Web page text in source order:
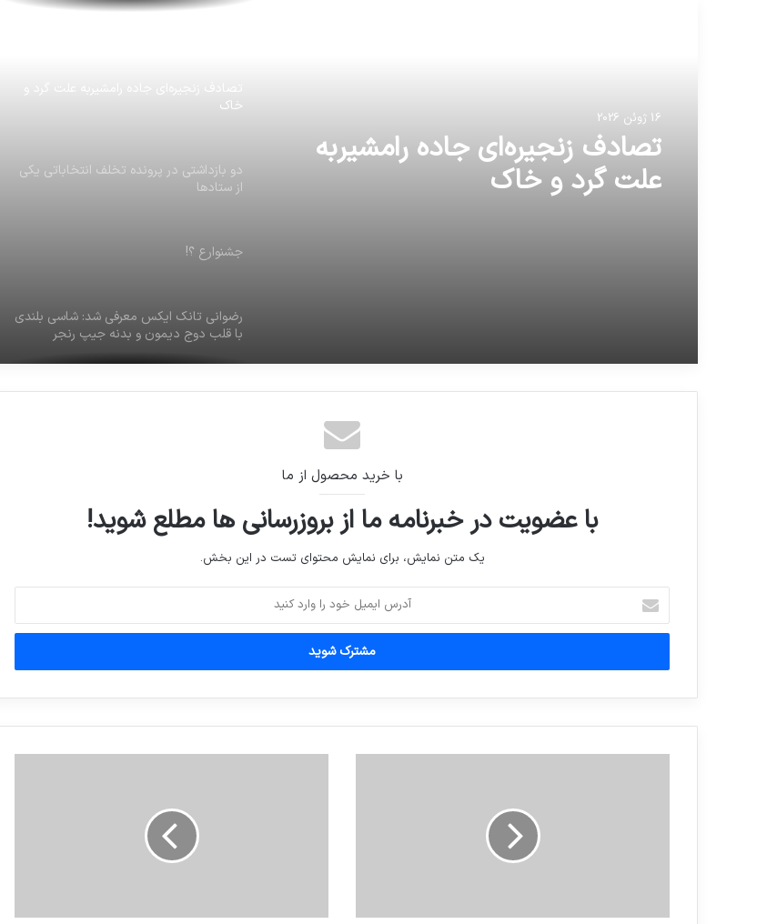
16 ژوئن 2026
تصادف زنجیره‌ای جاده رامشیربه
علت گرد و خاک
مدالهاي بازيهاي المپيك زمستاني 2018
خاک
دو بازداشتی در پرونده تخلف انتخاباتی یکی
از ستادها
جشنوارع ؟!
رضوانی تانک ایکس معرفی شد: شاسی بلندی
با قلب دوج دیمون و بدنه جیپ رنجر
خاک
دو بازداشتی در پرونده تخلف انتخاباتی یکی
دخترکوچ نشین قهرمان11دوره کیک بوکسینگ
با خرید محصول از ما
با عضویت در خبرنامه ما از بروزرسانی ها مطلع شوید!
یک متن نمایش، برای نمایش محتوای تست در این بخش.
آدرس
ایمیل
خود
وارد